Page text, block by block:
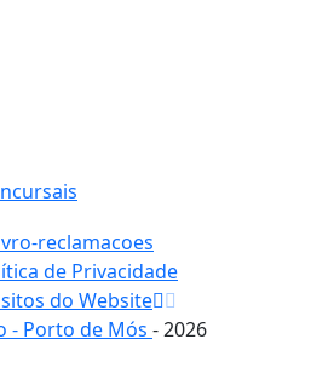
de Privacidade
do Website
- Porto de Mós - 2026